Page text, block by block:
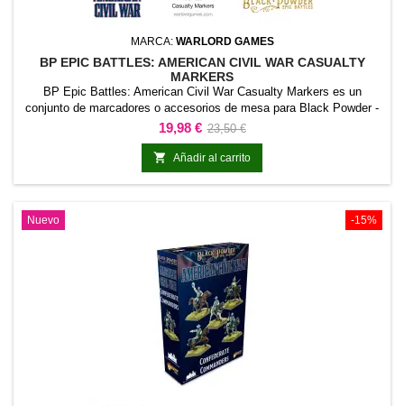
MARCA: WARLORD GAMES
BP EPIC BATTLES: AMERICAN CIVIL WAR CASUALTY
MARKERS
BP Epic Battles: American Civil War Casualty Markers es un
conjunto de marcadores o accesorios de mesa para Black Powder -
Epic Battles American Civil War. Sus piezas permiten representar de
forma visible los objetivos, estados o elementos indicados en el
producto.Ayuda a organizar la partida y a identificar con rapidez la
información relevante sobre la...
Precio
19,98 € Precio
base
23,50 €
 Añadir al carrito
-15%
Nuevo